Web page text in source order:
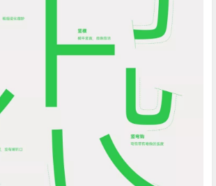
，中宫自然舒适，奉行简洁真实，把握
移动端进行了像素级优化。